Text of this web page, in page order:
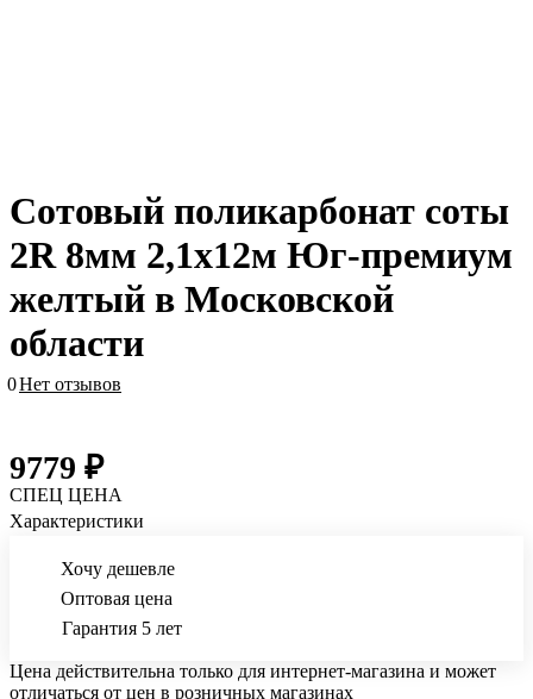
Сотовый поликарбонат соты
2R 8мм 2,1х12м Юг-премиум
желтый в Московской
области
0Нет отзывов
9779 ₽
СПЕЦ ЦЕНА
Характеристики
Хочу дешевле
Оптовая цена
Гарантия 5 лет
Цена действительна только для интернет-магазина и может
отличаться от цен в розничных магазинах